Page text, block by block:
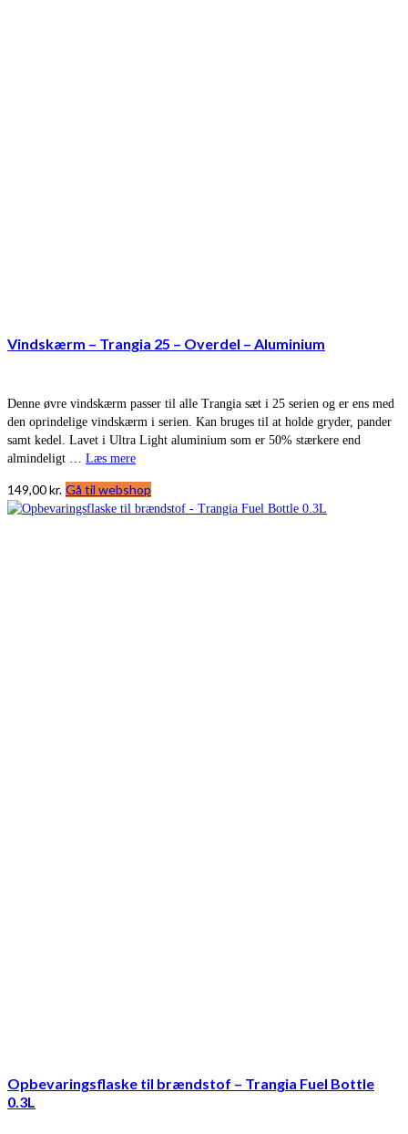
Vindskærm – Trangia 25 – Overdel – Aluminium
Denne øvre vindskærm passer til alle Trangia sæt i 25 serien og er ens med
den oprindelige vindskærm i serien. Kan bruges til at holde gryder, pander
samt kedel. Lavet i Ultra Light aluminium som er 50% stærkere end
almindeligt … Læs mere
149,00kr. Gå til webshop
Opbevaringsflaske til brændstof – Trangia Fuel Bottle
0.3L